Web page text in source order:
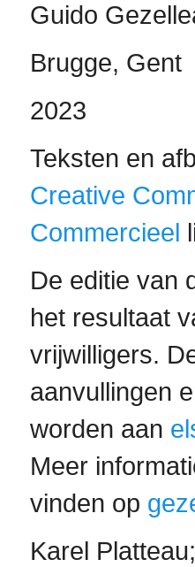
Guido
Brugge, Gent
2023
Teksten en
Creative
Commercieel
De editie van
het resultaat
vrijwilligers.
aanvullingen
worden aan
Meer
vinden op
Karel